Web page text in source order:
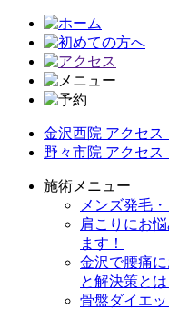
金沢西院 アクセス
野々市院 アクセス
施術メニュー
メンズ発毛
肩こりにお
ます！
金沢で腰痛
と解決策とは
骨盤ダイエッ